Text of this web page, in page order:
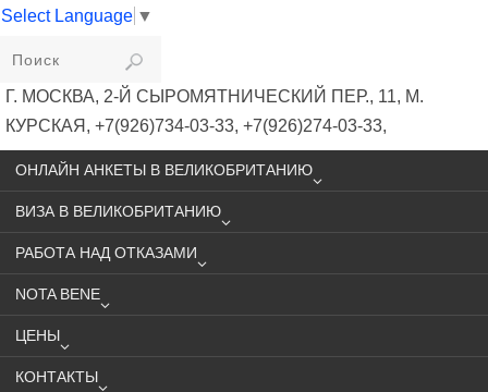
Select Language ▼
VIKIVISA
Г. МОСКВА, 2-Й СЫРОМЯТНИЧЕСКИЙ ПЕР., 11, М.
КУРСКАЯ, +7(926)734-03-33, +7(926)274-03-33,
VISA@VIKIVISA.RU
ОНЛАЙН АНКЕТЫ В ВЕЛИКОБРИТАНИЮ
ВИЗА В ВЕЛИКОБРИТАНИЮ
РАБОТА НАД ОТКАЗАМИ
NOTA BENE
ЦЕНЫ
КОНТАКТЫ